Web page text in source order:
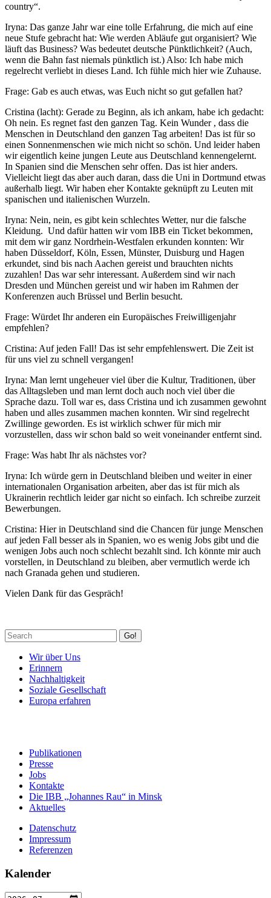
country“.
Iryna: Das ganze Jahr war eine tolle Erfahrung, die mich auf eine
neue Stufe gebracht hat: Wie werden Abläufe gut organisiert? Wie
läuft das Business? Was bedeutet deutsche Pünktlichkeit? (Auch,
wenn die Bahn fast niemals pünktlich ist.) Also: Ich habe mich
regelrecht verliebt in dieses Land. Ich fühle mich hier wie Zuhause.
Frage: Gab es auch etwas, was Euch nicht so gut gefallen hat?
Cristina (lacht): Gerade zu Beginn, als ich ankam, habe ich gedacht:
Oh nein. Es regnet fast den ganzen Tag. Kein Wunder , dass die
Menschen in Deutschland den ganzen Tag arbeiten! Das ist für so
einen Sonnenmenschen wie mich nicht so schön. Und leider haben
wir eigentlich keine jungen Leute aus Deutschland kennengelernt.
In Spanien sind die Menschen sehr offen. Das ist hier anders.
Vielleicht liegt das aber auch daran, dass die Uni in Dortmund etwas
außerhalb liegt. Wir haben eher Kontakte geknüpft zu Leuten mit
spanischen und italienischen Wurzeln.
Iryna: Nein, nein, es gibt kein schlechtes Wetter, nur die falsche
Kleidung. Und dafür hatten wir vom IBB ein Ticket bekommen,
mit dem wir ganz Nordrhein-Westfalen erkunden konnten: Wir
haben Düsseldorf, Köln, Essen, Münster, Duisburg und Hagen
erkundet, sind bis nach Aachen gereist und brauchten nichts
zuzahlen! Das war sehr interessant. Außerdem sind wir nach
Dresden und München gereist und wir haben im Rahmen der
Konferenzen auch Brüssel und Berlin besucht.
Frage: Würdet Ihr anderen ein Europäisches Freiwilligenjahr
empfehlen?
Cristina: Auf jeden Fall! Das ist sehr empfehlenswert. Die Zeit ist
für uns viel zu schnell vergangen!
Iryna: Man lernt ungeheuer viel über die Kultur, Traditionen, über
das Alltagsleben und man lernt doch auch noch viel über die
Sprache dazu. Toll war es, dass Cristina und ich zusammen gewohnt
haben und alles zusammen machen konnten. Wir sind regelrecht
Zwillinge geworden. Es ist wirklich schwer für mich mir
vorzustellen, dass wir schon bald so weit voneinander entfernt sind.
Frage: Was habt Ihr als nächstes vor?
Iryna: Ich würde gern in Deutschland bleiben und weiter in einer
internationalen Organisation arbeiten, aber das ist für mich als
Ukrainerin rechtlich leider gar nicht so einfach. Ich schreibe zurzeit
Bewerbungen.
Cristina: Hier in Deutschland sind die Chancen für junge Menschen
auf jeden Fall besser als in Spanien, wo es wenig Jobs gibt und die
wenigen Jobs auch noch schlecht bezahlt sind. Ich könnte mir auch
vorstellen, in Deutschland zu bleiben, aber vermutlich werde ich
nach Granada gehen und studieren.
Vielen Dank für das Gespräch!
Go!
Wir über Uns
Erinnern
Nachhaltigkeit
Soziale Gesellschaft
Europa erfahren
Publikationen
Presse
Jobs
Kontakte
Die IBB „Johannes Rau“ in Minsk
Aktuelles
Datenschutz
Impressum
Referenzen
Kalender